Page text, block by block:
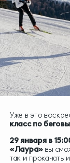
Уже в это
класс по
29 января в
«Лаура»вы
так и